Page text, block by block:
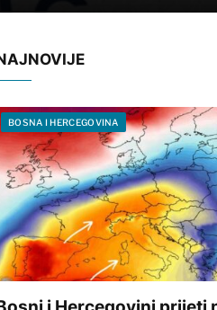
BOSNA I HERCEGOVINA